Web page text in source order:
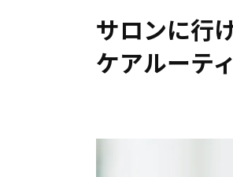
サロンに行
ケアルーテ